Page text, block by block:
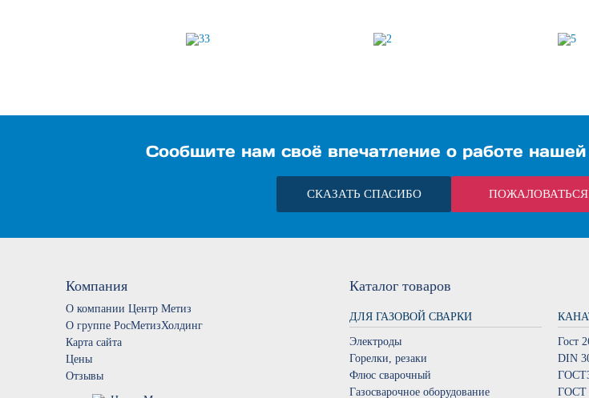
Сообщите нам своё впечатление о работе
СКАЗАТЬ СПАСИБО ПОЖАЛОВАТЬСЯ
Компания
О компании Центр Метиз
О группе РосМетизХолдинг
Карта сайта
Цены
Отзывы
Каталог товаров
ДЛЯ ГАЗОВОЙ СВАРКИ
Электроды
Горелки, резаки
Флюс сварочный
Газосварочное оборудование
Гост
DIN
ГОСТ